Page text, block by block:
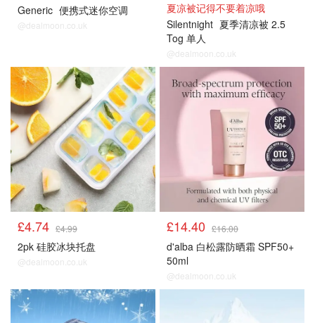
Generic 便携式迷你空调
@dealmoon.co.uk
夏凉被记得不要着凉哦
Silentnight 夏季清凉被 2.5
Tog 单人
@dealmoon.co.uk
降温好物
£4.74 £4.99
2pk 硅胶冰块托盘
@dealmoon.co.uk
降温好物
£14.40 £16.00
d'alba 白松露防晒霜 SPF50+
50ml
@dealmoon.co.uk
降温好物